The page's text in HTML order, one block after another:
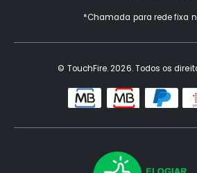
*Chamada para rede fixa
© TouchFire. 2026. Todos os